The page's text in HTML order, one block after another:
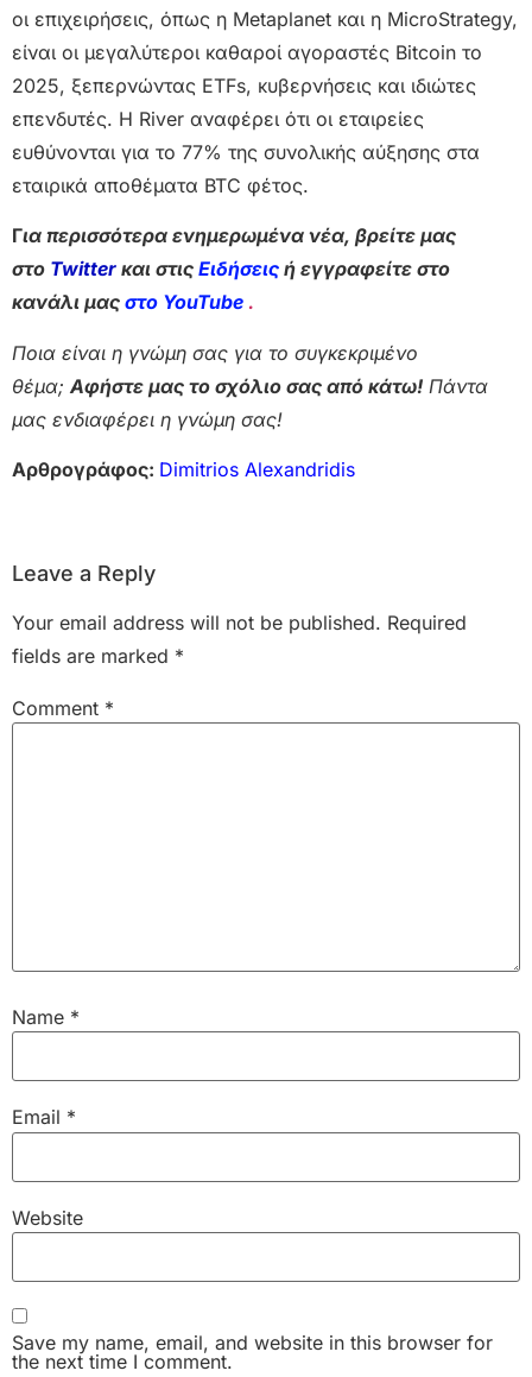
οι επιχειρήσεις, όπως η Metaplanet και η MicroStrategy,
είναι οι μεγαλύτεροι καθαροί αγοραστές Bitcoin το
2025, ξεπερνώντας ETFs, κυβερνήσεις και ιδιώτες
επενδυτές. Η River αναφέρει ότι οι εταιρείες
ευθύνονται για το 77% της συνολικής αύξησης στα
εταιρικά αποθέματα BTC φέτος.
Για περισσότερα ενημερωμένα νέα, βρείτε μας
στο Twitter και στις Ειδήσεις ή εγγραφείτε στο
κανάλι μας στο YouTube .
Ποια είναι η γνώμη σας για το συγκεκριμένο
θέμα; Αφήστε μας το σχόλιο σας από κάτω! Πάντα
μας ενδιαφέρει η γνώμη σας!
Αρθρογράφος: Dimitrios Alexandridis
Leave a Reply
Your email address will not be published. Required
fields are marked *
Comment *
Name *
Email *
Website
Save my name, email, and website in this browser for
the next time I comment.